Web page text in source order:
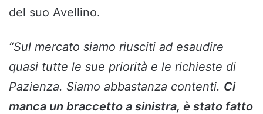
del suo Avellino.
“Sul mercato siamo riusciti ad esaudire
quasi tutte le sue priorità e le richieste di
Pazienza. Siamo abbastanza contenti. Ci
manca un braccetto a sinistra, è stato fatto